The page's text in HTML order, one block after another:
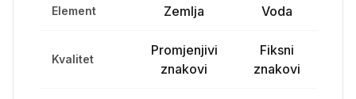
Element Zemlja Voda
Kvalitet
Promjenjivi
znakovi
Fiksni
znakovi